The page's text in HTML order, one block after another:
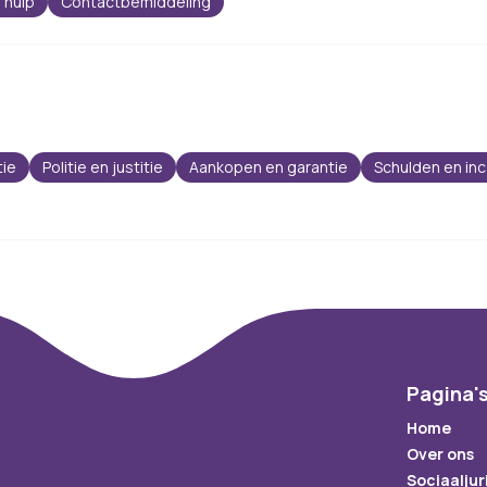
Politie en justitie Aankopen en garantie
Schulden en
Home
Over ons